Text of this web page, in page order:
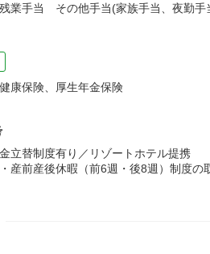
手当 その他手当(家族手当、夜勤手
康保険、厚生年金保険
立替制度有り／リゾートホテル提携
産前産後休暇（前6週・後8週）制度の